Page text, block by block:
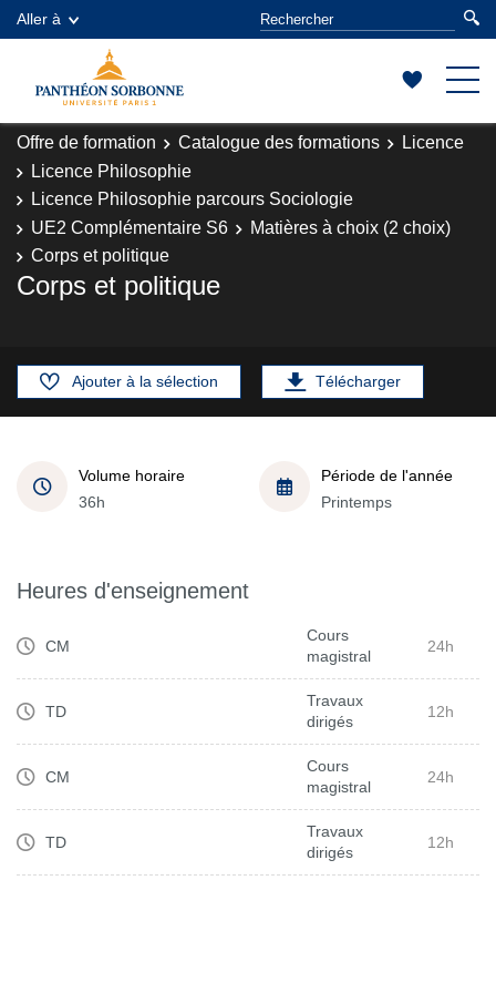
Aller à
Offre de formation Catalogue des formations
Licence
Licence Philosophie
Licence Philosophie parcours Sociologie
UE2 Complémentaire S6
Matières à choix (2 choix)
Corps et politique
Corps et politique
Ajouter à la sélection Télécharger
Volume horaire
36h
Période de l'année
Printemps
Heures d'enseignement
CM
Cours
magistral
24h
TD
Travaux
dirigés
12h
CM
Cours
magistral
24h
TD
Travaux
dirigés
12h